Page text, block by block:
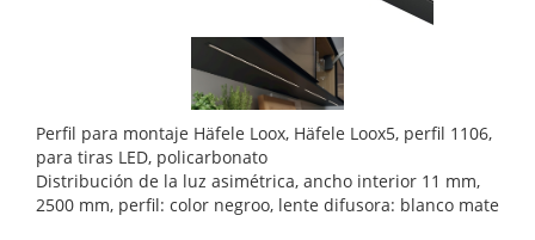
Perfil para montaje Häfele Loox, Häfele Loox5, perfil 1106,
para tiras LED, policarbonato
Distribución de la luz asimétrica, ancho interior 11 mm,
2500 mm, perfil: color negroo, lente difusora: blanco mate